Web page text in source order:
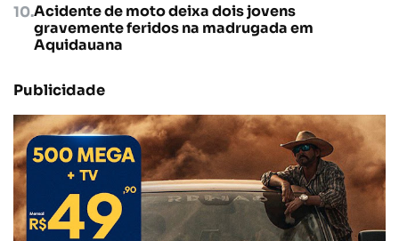
Acidente de moto deixa dois jovens
gravemente feridos na madrugada em
Aquidauana
Publicidade